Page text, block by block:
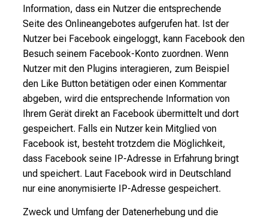
Information, dass ein Nutzer die entsprechende
Seite des Onlineangebotes aufgerufen hat. Ist der
Nutzer bei Facebook eingeloggt, kann Facebook den
Besuch seinem Facebook-Konto zuordnen. Wenn
Nutzer mit den Plugins interagieren, zum Beispiel
den Like Button betätigen oder einen Kommentar
abgeben, wird die entsprechende Information von
Ihrem Gerät direkt an Facebook übermittelt und dort
gespeichert. Falls ein Nutzer kein Mitglied von
Facebook ist, besteht trotzdem die Möglichkeit,
dass Facebook seine IP-Adresse in Erfahrung bringt
und speichert. Laut Facebook wird in Deutschland
nur eine anonymisierte IP-Adresse gespeichert.
Zweck und Umfang der Datenerhebung und die